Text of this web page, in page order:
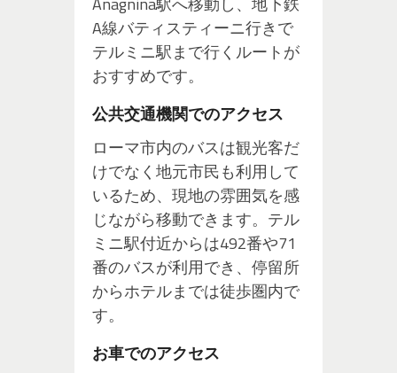
A線バティスティーニ行きで
テルミニ駅まで行くルートが
おすすめです。
公共交通機関でのアクセス
ローマ市内のバスは観光客だ
けでなく地元市民も利用して
いるため、現地の雰囲気を感
じながら移動できます。テル
ミニ駅付近からは492番や71
番のバスが利用でき、停留所
からホテルまでは徒歩圏内で
す。
お車でのアクセス